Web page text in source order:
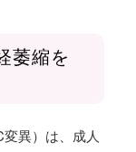
萎縮を
異）は、成人